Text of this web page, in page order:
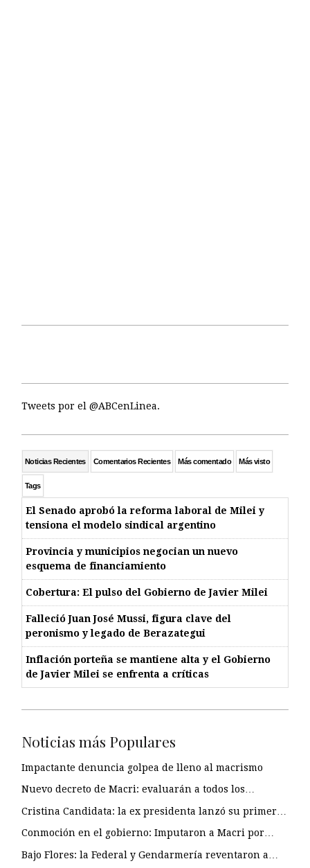
Tweets por el @ABCenLinea.
Noticias Recientes Comentarios Recientes Más comentado Más visto
Tags
El Senado aprobó la reforma laboral de Milei y
tensiona el modelo sindical argentino
Provincia y municipios negocian un nuevo
esquema de financiamiento
Cobertura: El pulso del Gobierno de Javier Milei
Falleció Juan José Mussi, figura clave del
peronismo y legado de Berazategui
Inflación porteña se mantiene alta y el Gobierno
de Javier Milei se enfrenta a críticas
Noticias más Populares
Impactante denuncia golpea de lleno al macrismo
Nuevo decreto de Macri: evaluarán a todos los…
Cristina Candidata: la ex presidenta lanzó su primer…
Conmoción en el gobierno: Imputaron a Macri por…
Bajo Flores: la Federal y Gendarmería reventaron a…